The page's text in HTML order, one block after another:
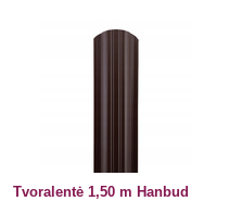
Tvoralentė 1,50 m Hanbud